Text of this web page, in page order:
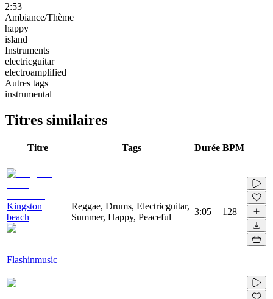
2:53
Ambiance/Thème
happy
island
Instruments
electricguitar
electroamplified
Autres tags
instrumental
Titres similaires
Titre Tags Durée BPM
Kingston
beach
Flashinmusic
Reggae, Drums, Electricguitar,
Summer, Happy, Peaceful
3:05 128